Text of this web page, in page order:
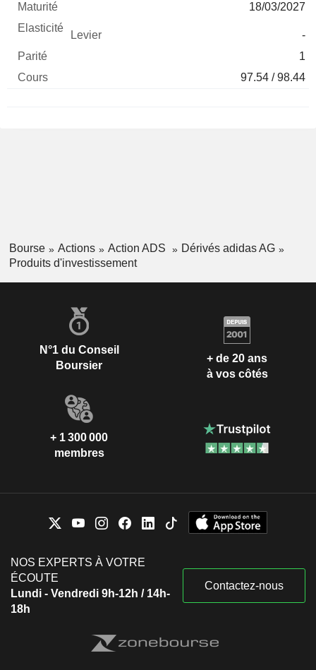
18/03/2027
-
1
97.54 / 98.44
Bourse Actions Action ADS
Dérivés adidas AG
Produits d'investissement
N°1 du Conseil
Boursier
+ de 20 ans
à vos côtés
+ 1 300 000
membres
NOS EXPERTS À VOTRE
ÉCOUTE
Lundi - Vendredi 9h-12h / 14h-
18h
Contactez-nous